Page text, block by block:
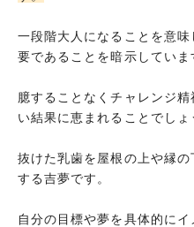
金色の歯が生える夢
生えた歯を抜いてしま
生えた歯が抜かれる夢
サメの歯が生える夢
まとめ
一段階大人になることを意
要であることを暗示していま
臆することなくチャレンジ
い結果に恵まれることでしょ
抜けた乳歯を屋根の上や縁
する吉夢です。
自分の目標や夢を具体的に